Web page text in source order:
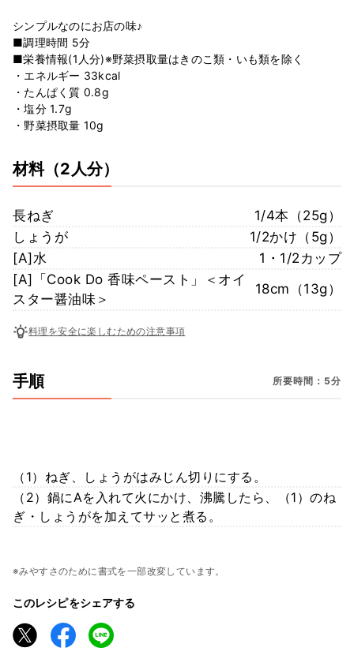
シンプルなのにお店の味♪
■調理時間 5分
■栄養情報(1人分)※野菜摂取量はきのこ類・いも類を除く
・エネルギー 33kcal
・たんぱく質 0.8g
・塩分 1.7g
・野菜摂取量 10g
材料（2人分）
長ねぎ
1/4本（25g）
しょうが
1/2かけ（5g）
[A]水
1・1/2カップ
[A]「Cook Do 香味ペースト」＜オイ
スター醤油味＞
18cm（13g）
料理を安全に楽しむための注意事項
手順 所要時間：5分
（1）ねぎ、しょうがはみじん切りにする。
（2）鍋にAを入れて火にかけ、沸騰したら、（1）のね
ぎ・しょうがを加えてサッと煮る。
※みやすさのために書式を一部改変しています。
このレシピをシェアする